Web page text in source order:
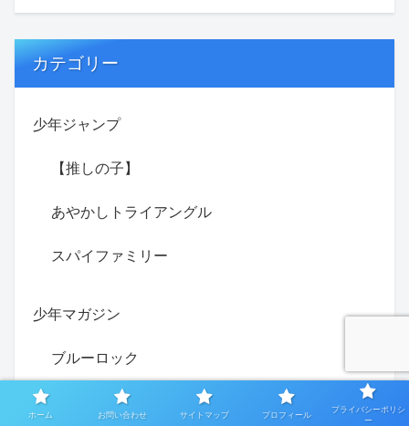
カテゴリー
少年ジャンプ
【推しの子】
あやかしトライアングル
スパイファミリー
少年マガジン
ブルーロック
女神のカフェテラス
ホーム お問い合わせ サイトマップ プロフィール
プライバシーポリシ
ー